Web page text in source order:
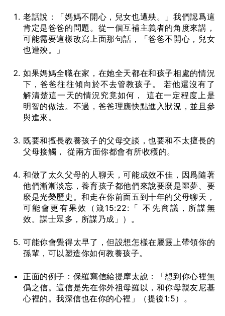
老話說：「媽媽不開心，兒女也遭殃。」我們認爲這
肯定是爸爸的問題。從一個互補主義者的角度來講，
可能需要這樣改寫上面那句話，「爸爸不開心，兒女
也遭殃。」
如果媽媽全職在家，在她全天都在和孩子相處的情況
下，爸爸往往傾向於不去管教孩子。 若他還沒有了
解清楚這一天的情況究竟如何， 這在一定程度上是
明智的做法。不過，爸爸理應快點進入狀況，並且參
與進來。
既要和擅長教養孩子的父母交談，也要和不太擅長的
父母接觸， 從兩方面你都會有所收穫的。
和做了太久父母的人聊天，可能成效不佳，因爲隨著
他們漸漸淡忘，養育孩子都他們來說要麼是噩夢、要
麼是光榮歷史。和走在你前面五到十年的父母聊天，
可能會更有果效（箴15:22:「 不先商議，所謀無
效。謀士眾多，所謀乃成」）。
可能你會覺得太早了，但設想怎樣在屬靈上帶領你的
孫輩，可以塑造你如何教養孩子。
正面的例子：保羅寫信給提摩太說：「想到你心裡無
僞之信。這信是先在你外祖母羅以，和你母親友尼基
心裡的。我深信也在你的心裡」（提後1:5）。